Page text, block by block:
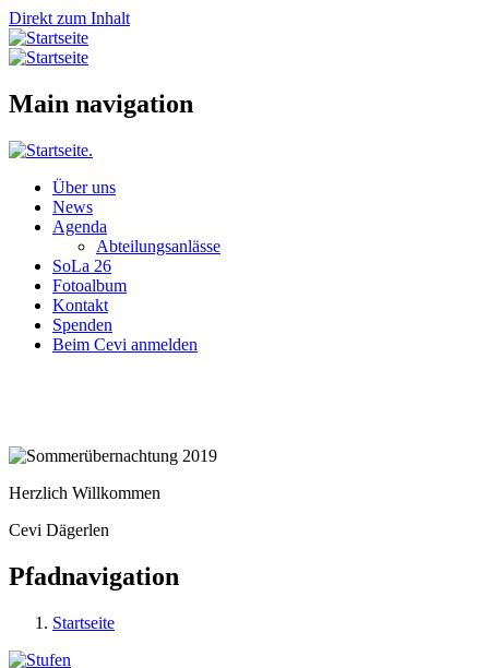
Direkt zum Inhalt
Main navigation
Über uns
News
Agenda
Abteilungsanlässe
SoLa 26
Fotoalbum
Kontakt
Spenden
Beim Cevi anmelden
Herzlich Willkommen
Cevi Dägerlen
Pfadnavigation
Startseite